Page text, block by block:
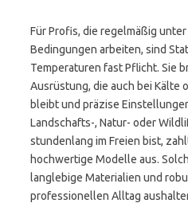
Für Profis, die regelmäßig
Bedingungen arbeiten, sind
Temperaturen fast Pflicht. Sie
Ausrüstung, die auch bei Kälte
bleibt und präzise
Landschafts-, Natur- oder
stundenlang im Freien bist,
hochwertige Modelle aus.
langlebige Materialien und
professionellen Alltag